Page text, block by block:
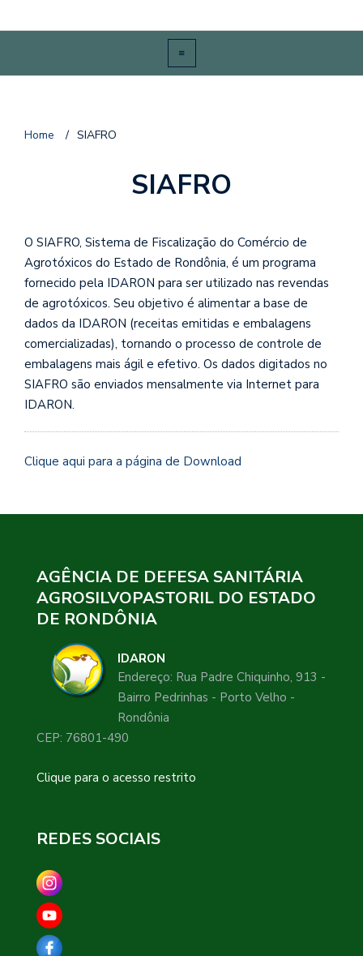
Home / SIAFRO
SIAFRO
O SIAFRO, Sistema de Fiscalização do Comércio de
Agrotóxicos do Estado de Rondônia, é um programa
fornecido pela IDARON para ser utilizado nas revendas
de agrotóxicos. Seu objetivo é alimentar a base de
dados da IDARON (receitas emitidas e embalagens
comercializadas), tornando o processo de controle de
embalagens mais ágil e efetivo. Os dados digitados no
SIAFRO são enviados mensalmente via Internet para
IDARON.
Clique aqui para a página de Download
AGÊNCIA DE DEFESA SANITÁRIA
AGROSILVOPASTORIL DO ESTADO
DE RONDÔNIA
IDARON
Endereço: Rua Padre Chiquinho, 913 -
Bairro Pedrinhas - Porto Velho -
Rondônia
CEP: 76801-490
Clique para o acesso restrito
REDES SOCIAIS